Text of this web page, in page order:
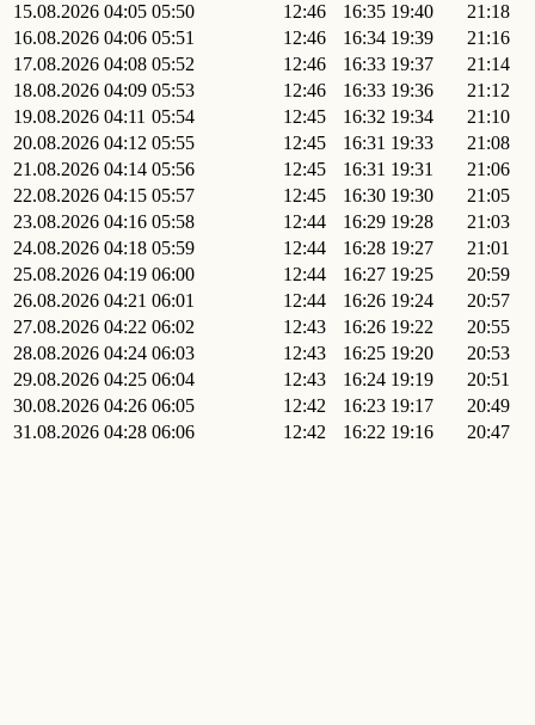
15.08.2026 04:05 05:50 12:46 16:35 19:40
21:18
16.08.2026 04:06 05:51 12:46 16:34 19:39
21:16
17.08.2026 04:08 05:52 12:46 16:33 19:37
21:14
18.08.2026 04:09 05:53 12:46 16:33 19:36
21:12
19.08.2026 04:11 05:54 12:45 16:32 19:34
21:10
20.08.2026 04:12 05:55 12:45 16:31 19:33
21:08
21.08.2026 04:14 05:56 12:45 16:31 19:31
21:06
22.08.2026 04:15 05:57 12:45 16:30 19:30
21:05
23.08.2026 04:16 05:58 12:44 16:29 19:28
21:03
24.08.2026 04:18 05:59 12:44 16:28 19:27
21:01
25.08.2026 04:19 06:00 12:44 16:27 19:25
20:59
26.08.2026 04:21 06:01 12:44 16:26 19:24
20:57
27.08.2026 04:22 06:02 12:43 16:26 19:22
20:55
28.08.2026 04:24 06:03 12:43 16:25 19:20
20:53
29.08.2026 04:25 06:04 12:43 16:24 19:19
20:51
30.08.2026 04:26 06:05 12:42 16:23 19:17
20:49
31.08.2026 04:28 06:06 12:42 16:22 19:16 20:47